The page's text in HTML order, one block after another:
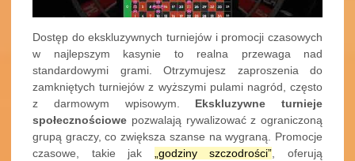
Dostęp do ekskluzywnych turniejów i promocji czasowych
w najlepszym kasynie to realna przewaga nad
standardowymi grami. Otrzymujesz zaproszenia do
zamkniętych turniejów z wyższymi pulami nagród, często
z darmowym wpisowym. Ekskluzywne turnieje
społecznościowe pozwalają rywalizować z ograniczoną
grupą graczy, co zwiększa szanse na wygraną. Promocje
czasowe, takie jak „godziny szczodrości”, oferują